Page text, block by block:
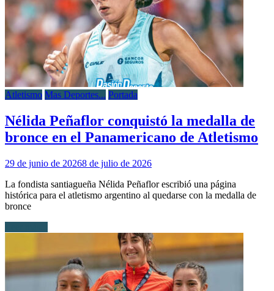
Atletismo Mas Deportes... Portada
Nélida Peñaflor conquistó la medalla de
bronce en el Panamericano de Atletismo
29 de junio de 20268 de julio de 2026
La fondista santiagueña Nélida Peñaflor escribió una página
histórica para el atletismo argentino al quedarse con la medalla de
bronce